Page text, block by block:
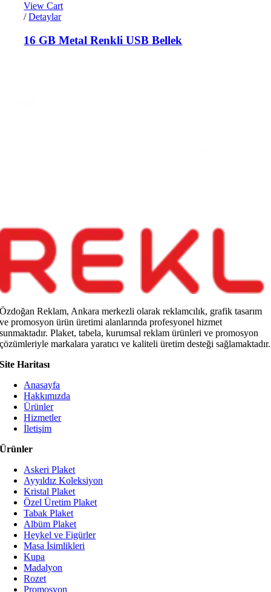
View Cart
/ Detaylar
16 GB Metal Renkli USB Bellek
Özdoğan Reklam, Ankara merkezli olarak reklamcılık, grafik tasarım
ve promosyon ürün üretimi alanlarında profesyonel hizmet
sunmaktadır. Plaket, tabela, kurumsal reklam ürünleri ve promosyon
çözümleriyle markalara yaratıcı ve kaliteli üretim desteği sağlamaktadır.
Site Haritası
Anasayfa
Hakkımızda
Ürünler
Hizmetler
İletişim
Ürünler
Askeri Plaket
Ayyıldız Koleksiyon
Kristal Plaket
Özel Üretim Plaket
Tabak Plaket
Albüm Plaket
Heykel ve Figürler
Masa İsimlikleri
Kupa
Madalyon
Rozet
Promosyon